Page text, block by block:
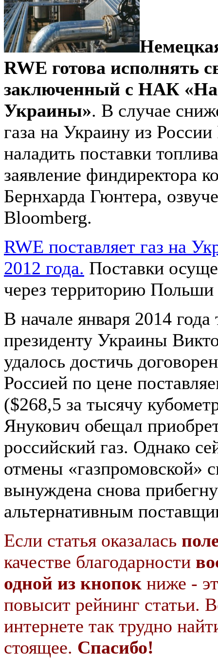
RWE готова исполнять
заключенный с НАК
Украины». В случае
газа на Украину из России
наладить поставки
заявление финдиректора
Бернхарда Гюнтера,
Bloomberg.
RWE поставляет газ на
2012 года. Поставки
через территорию
В начале января 2014
президенту Украины
удалось достичь
Россией по цене
($268,5 за тысячу
Янукович обещал
российский газ. Однако
отмены «газпромовской»
вынуждена снова
альтернативным
Если статья оказалась
качестве благодарности
одной из кнопок ниже -
повысит рейнинг статьи.
интернете так трудно
стоящее. Спасибо!